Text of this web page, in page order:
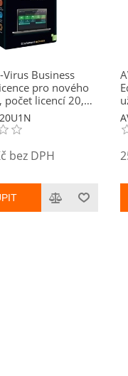
Virus Business
pro nového
počet licencí 20,
rok
bez DPH